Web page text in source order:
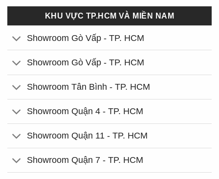
KHU VỰC TP.HCM VÀ MIỀN NAM
Showroom Gò Vấp - TP. HCM
Showroom Gò Vấp - TP. HCM
Showroom Tân Bình - TP. HCM
Showroom Quận 4 - TP. HCM
Showroom Quận 11 - TP. HCM
Showroom Quận 7 - TP. HCM